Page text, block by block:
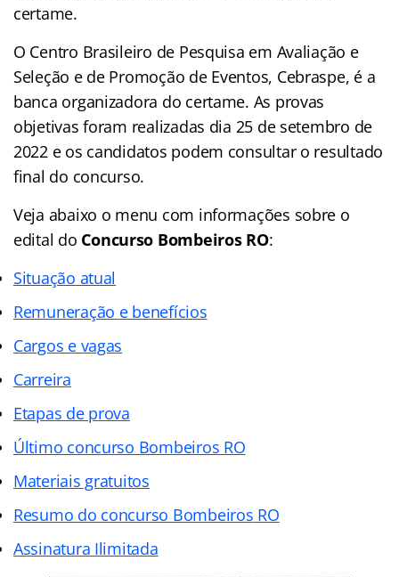
certame.
O Centro Brasileiro de Pesquisa em Avaliação e
Seleção e de Promoção de Eventos, Cebraspe, é a
banca organizadora do certame. As provas
objetivas foram realizadas dia 25 de setembro de
2022 e os candidatos podem consultar o resultado
final do concurso.
Veja abaixo o menu com informações sobre o
edital do Concurso Bombeiros RO:
Situação atual
Remuneração e benefícios
Cargos e vagas
Carreira
Etapas de prova
Último concurso Bombeiros RO
Materiais gratuitos
Resumo do concurso Bombeiros RO
Assinatura Ilimitada